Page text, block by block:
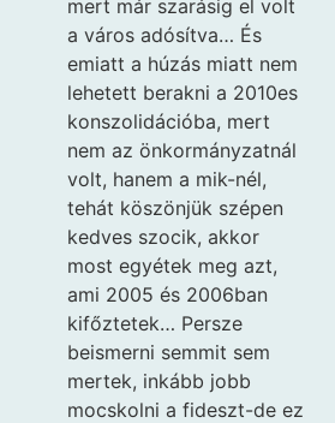
mert már szarásig el volt
a város adósítva… És
emiatt a húzás miatt nem
lehetett berakni a 2010es
konszolidációba, mert
nem az önkormányzatnál
volt, hanem a mik-nél,
tehát köszönjük szépen
kedves szocik, akkor
most egyétek meg azt,
ami 2005 és 2006ban
kifőztetek… Persze
beismerni semmit sem
mertek, inkább jobb
mocskolni a fideszt-de ez